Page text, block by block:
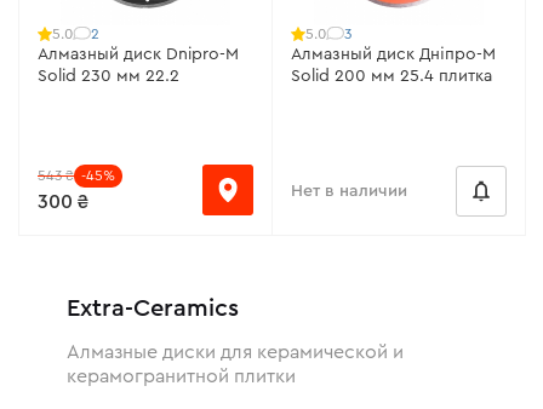
5.0 2
Алмазный диск Dnipro-M
Solid 230 мм 22.2
543 ₴ -45%
300 ₴
5.0 3
Алмазный диск Дніпро-М
Solid 200 мм 25.4 плитка
Нет в наличии
Extra-Ceramics
Алмазные диски для керамической и
керамогранитной плитки